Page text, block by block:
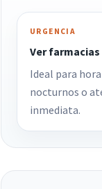
URGENCIA
Ver
Ideal para
nocturnos o
inmediata.